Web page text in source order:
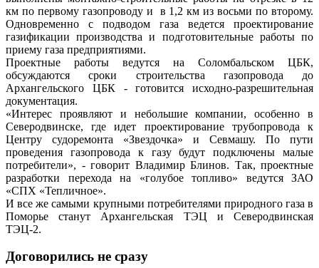
км по первому газопроводу и в 1,2 км из восьми по второму.
Одновременно с подводом газа ведется проектирование
газификации производства и подготовительные работы по
приему газа предприятиями.
Проектные работы ведутся на Соломбальском ЦБК,
обсуждаются сроки строительства газопровода до
Архангельского ЦБК - готовится исходно-разрешительная
документация.
«Интерес проявляют и небольшие компании, особенно в
Северодвинске, где идет проектирование трубопровода к
Центру судоремонта «Звездочка» и Севмашу. По пути
проведения газопровода к газу будут подключены малые
потребители», - говорит Владимир Блинов. Так, проектные
разработки перехода на «голубое топливо» ведутся ЗАО
«СПХ «Тепличное».
И все же самыми крупными потребителями природного газа в
Поморье станут Архангельская ТЭЦ и Северодвинская
ТЭЦ-2.
Договорились не сразу